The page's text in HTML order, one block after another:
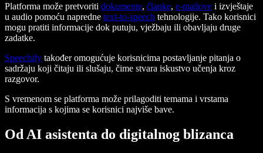
Platforma može pretvoriti dokumente, članke, e-mailove i izvještaje
u audio pomoću napredne text-to-speech tehnologije. Tako korisnici
mogu pratiti informacije dok putuju, vježbaju ili obavljaju druge
zadatke.
Speechify također omogućuje korisnicima postavljanje pitanja o
sadržaju koji čitaju ili slušaju, čime stvara iskustvo učenja kroz
razgovor.
S vremenom se platforma može prilagoditi temama i vrstama
informacija s kojima se korisnici najviše bave.
Od AI asistenta do digitalnog blizanca